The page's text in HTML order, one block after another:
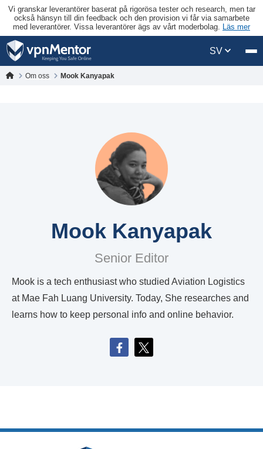
Vi granskar leverantörer baserat på rigorösa tester och research, men tar
också hänsyn till din feedback och den provision vi får via samarbete
med leverantörer. Vissa leverantörer ägs av vårt moderbolag. Läs mer
SV
Om oss Mook Kanyapak
Mook Kanyapak
Senior Editor
Mook is a tech enthusiast who studied Aviation Logistics
at Mae Fah Luang University. Today, She researches and
learns how to keep personal info and online behavior.